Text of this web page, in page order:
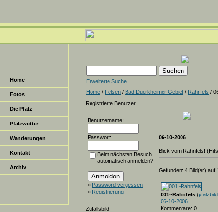
Home
Fotos
Die Pfalz
Pfalzwetter
Wanderungen
Kontakt
Archiv
Erweiterte Suche
Home / Felsen / Bad Duerkheimer Gebiet / Rahnfels /
Registrierte Benutzer
Benutzername:
Passwort:
Beim nächsten Besuch
automatisch anmelden?
» Password vergessen
» Registrierung
Zufallsbild
06-10-2006
Blick vom Rahnfels!
Gefunden: 4 Bild(er) auf
001~Rahnfels (
06-10-2006
Kommentare: 0